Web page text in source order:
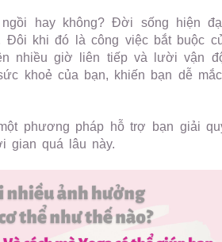
hay không? Đời sống hiện
Đôi khi đó là công việc bắt buộc
nhiều giờ liên tiếp và lười vận
khoẻ của bạn, khiến bạn dễ
phương pháp hỗ trợ bạn giải
gian quá lâu này.